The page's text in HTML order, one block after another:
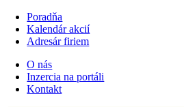
Poradňa
Kalendár akcií
Adresár firiem
O nás
Inzercia na portáli
Kontakt